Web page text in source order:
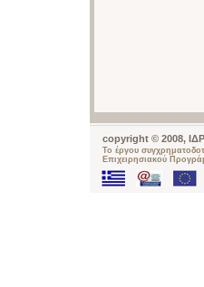
copyright © 2008,
Το έργου
Επιχειρησιακού